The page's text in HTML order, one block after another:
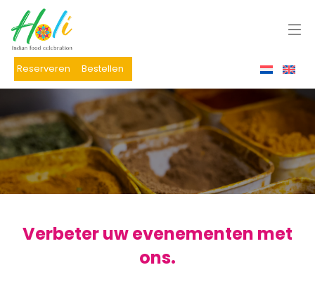
Reserveren Bestellen
Verbeter uw evenementen met
ons.